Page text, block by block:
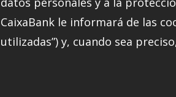
CaixaBank le informará de las
utilizadas”) y, cuando sea